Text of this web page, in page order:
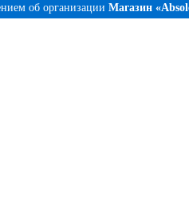
об организации Магазин